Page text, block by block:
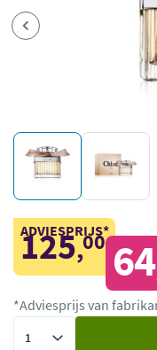
ADVIESPRIJS*
125,00 64
*Adviesprijs van